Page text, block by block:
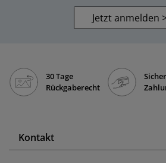
Jetzt anmelden
30 Tage
Rückgaberecht
Kontakt